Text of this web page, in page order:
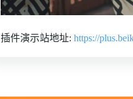
插件演示站地址:https://